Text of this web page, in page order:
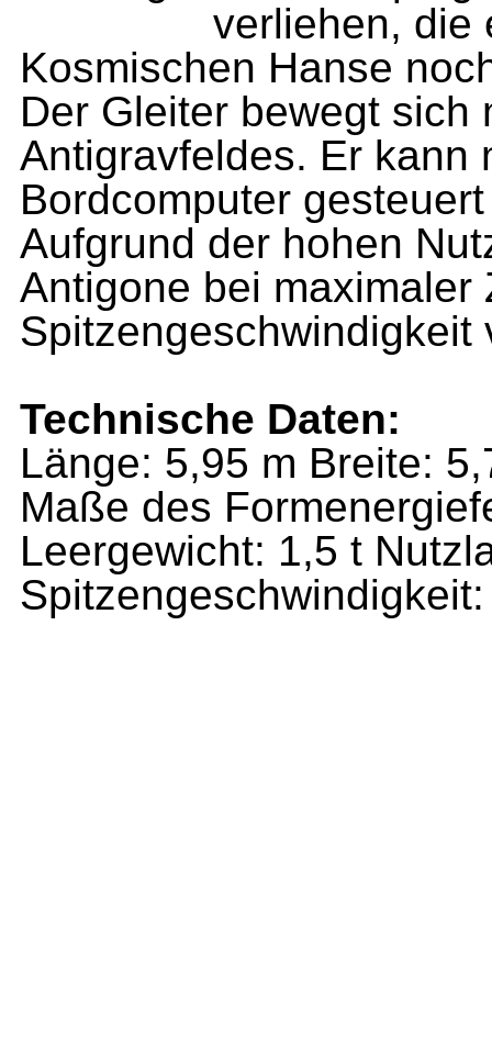
verliehen, die es
Kosmischen Hanse
Der Gleiter bewegt
Antigravfeldes. Er kann
Bordcomputer
Aufgrund der hohen
Antigone bei maximaler
Spitzengeschwindigkeit
Technische Daten:
Länge: 5,95 m Breite:
Maße des
Leergewicht: 1,5 t